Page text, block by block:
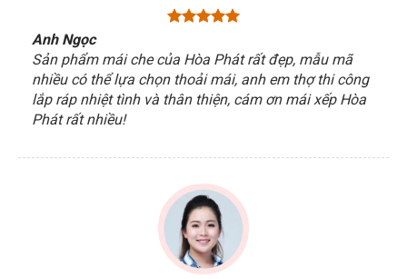
Anh Ngọc
Sản phẩm mái che của Hòa Phát rất đẹp, mẫu mã
nhiều có thể lựa chọn thoải mái, anh em thợ thi công
lắp ráp nhiệt tình và thân thiện, cám ơn mái xếp Hòa
Phát rất nhiều!